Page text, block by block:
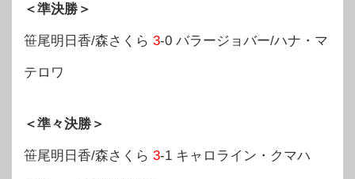
＜準決勝＞
笹尾明日香/森さくら 3-0 バラージョバー/ハナ・マ
テロワ
＜準々決勝＞
笹尾明日香/森さくら 3-1 キャロライン・クマハ